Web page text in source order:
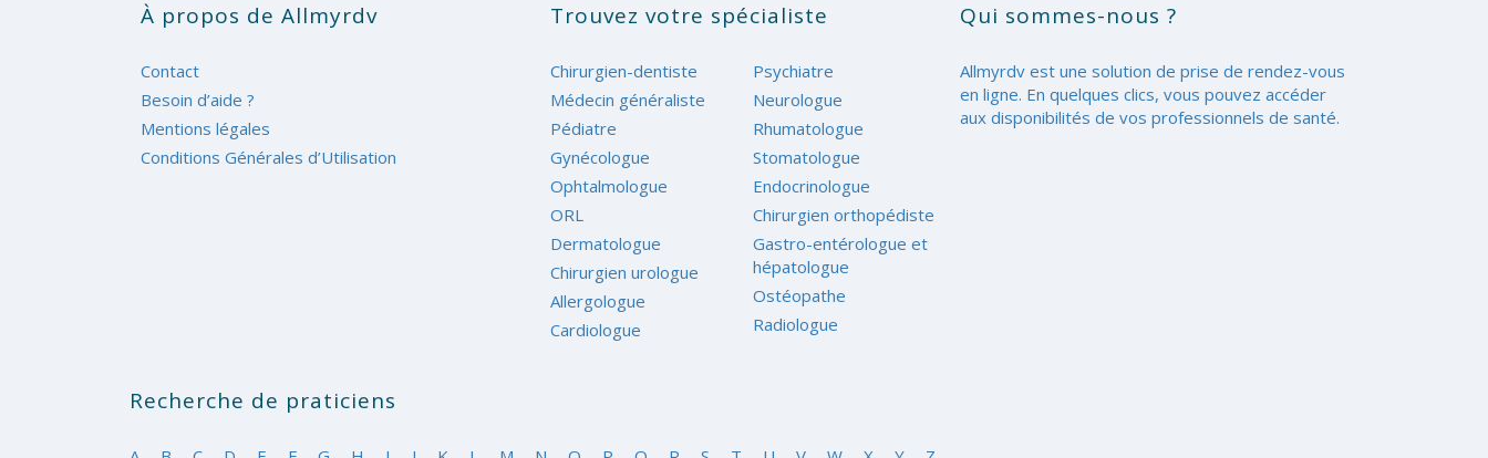
À propos de Allmyrdv
Contact
Besoin d’aide ?
Mentions légales
Conditions Générales d’Utilisation
Trouvez votre spécialiste
Chirurgien-dentiste
Médecin généraliste
Pédiatre
Gynécologue
Ophtalmologue
ORL
Dermatologue
Chirurgien urologue
Allergologue
Cardiologue
Psychiatre
Neurologue
Rhumatologue
Stomatologue
Endocrinologue
Chirurgien orthopédiste
Gastro-entérologue et
hépatologue
Ostéopathe
Radiologue
Qui sommes-nous ?
Allmyrdv est une solution de prise de rendez-vous
en ligne. En quelques clics, vous pouvez accéder
aux disponibilités de vos professionnels de santé.
Recherche de praticiens